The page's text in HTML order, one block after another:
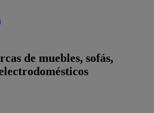
de muebles, sofás,